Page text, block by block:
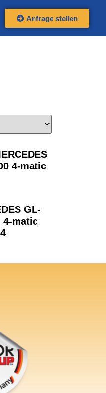
Anfrage stellen
4-matic
GL-
4-matic